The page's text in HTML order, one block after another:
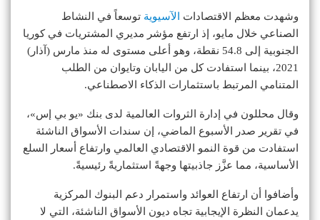
وشهدت معظم الاقتصادات الآسيوية توسعاً في النشاط
الصناعي خلال مايو، إذ ارتفع مؤشر مديري المشتريات في كوريا
الجنوبية إلى 54.8 نقطة، وهو أعلى مستوى له منذ مارس (آذار)
2021، بينما استفادت كل من اليابان وتايوان من الطلب
المتنامي المرتبط باستثمارات الذكاء الاصطناعي.
وقال محللون في إدارة الثروات العالمية لدى بنك «يو بي إس»،
في تقرير صدر الأسبوع الماضي، إن سندات الأسواق الناشئة
استفادت من قوة النمو الاقتصادي العالمي وارتفاع أسعار السلع
الأساسية، مما عزَّز جاذبيتها وجهةً استثماريةً رئيسيةً.
وأضافوا أن ارتفاع العوائد واستمرار دعم البنوك المركزية
يدعمان النظرة الإيجابية تجاه ديون الأسواق الناشئة، التي لا